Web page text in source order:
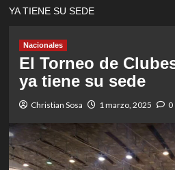
YA TIENE SU SEDE
Nacionales
El Torneo de
ya tiene su sede
Christian Sosa 1 marzo, 2025 0